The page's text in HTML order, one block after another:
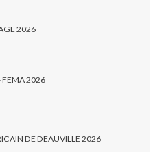
2026
FEMA 2026
DE DEAUVILLE 2026